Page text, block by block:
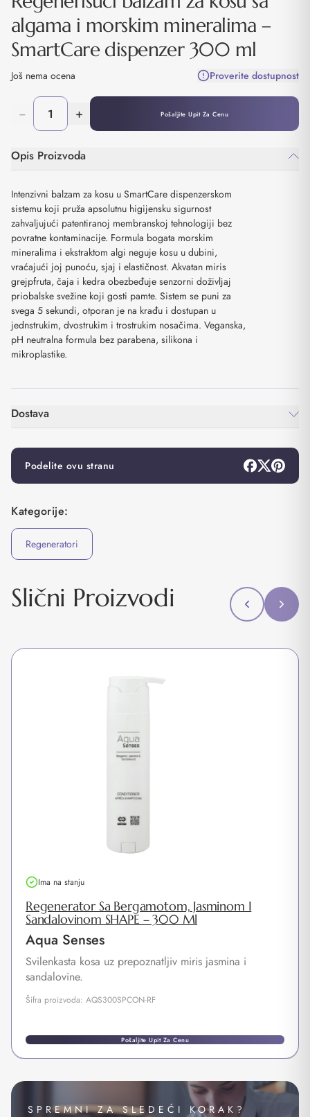
algama i morskim mineralima –
SmartCare dispenzer 300 ml
Još nema ocena Proverite dostupnost
− + Pošaljite Upit Za Cenu
Opis Proizvoda
Intenzivni balzam za kosu u SmartCare dispenzerskom
sistemu koji pruža apsolutnu higijensku sigurnost
zahvaljujući patentiranoj membranskoj tehnologiji bez
povratne kontaminacije. Formula bogata morskim
mineralima i ekstraktom algi neguje kosu u dubini,
vraćajući joj punoću, sjaj i elastičnost. Akvatan miris
grejpfruta, čaja i kedra obezbeđuje senzorni doživljaj
priobalske svežine koji gosti pamte. Sistem se puni za
svega 5 sekundi, otporan je na krađu i dostupan u
jednstrukim, dvostrukim i trostrukim nosačima. Veganska,
pH neutralna formula bez parabena, silikona i
mikroplastike.
Dostava
Podelite ovu stranu
Kategorije:
Regeneratori
Slični Proizvodi
Ima na stanju
Regenerator Sa Bergamotom, Jasminom I
Sandalovinom SHAPE – 300 Ml
Aqua Senses
Svilenkasta kosa uz prepoznatljiv miris jasmina i
sandalovine.
Šifra proizvoda: AQS300SPCON-RF
Pošaljite Upit Za Cenu
SPREMNI ZA SLEDEĆI KORAK?